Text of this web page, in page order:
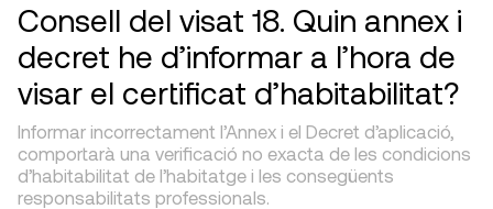
Consell del visat 18. Quin annex i
decret he d’informar a l’hora de
visar el certificat d’habitabilitat?
Informar incorrectament l’Annex i el Decret d’aplicació,
comportarà una verificació no exacta de les condicions
d’habitabilitat de l’habitatge i les consegüents
responsabilitats professionals.